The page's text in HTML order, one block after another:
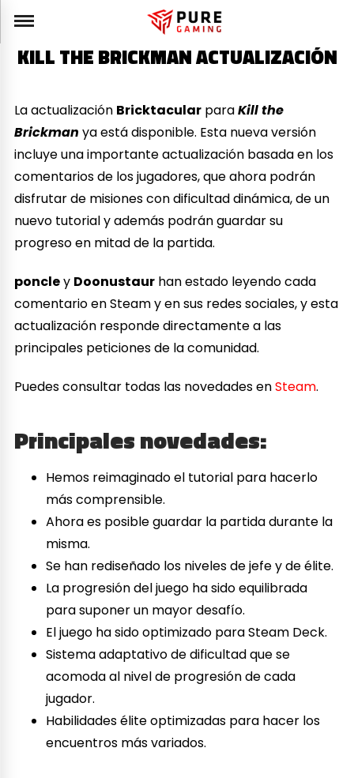
KILL THE BRICKMAN ACTUALIZACIÓN
La actualización Bricktacular paraKill the
Brickman ya está disponible. Esta nueva versión
incluye una importante actualización basada en los
comentarios de los jugadores, que ahora podrán
disfrutar de misiones con dificultad dinámica, de un
nuevo tutorial y además podrán guardar su
progreso en mitad de la partida.
poncley Doonustaur han estado leyendo cada
comentario en Steam y en sus redes sociales, y esta
actualización responde directamente a las
principales peticiones de la comunidad.
Puedes consultar todas las novedades enSteam.
Principales novedades:
Hemos reimaginado el tutorial para hacerlo
más comprensible.
Ahora es posible guardar la partida durante la
misma.
Se han rediseñado los niveles de jefe y de élite.
La progresión del juego ha sido equilibrada
para suponer un mayor desafío.
El juego ha sido optimizado para Steam Deck.
Sistema adaptativo de dificultad que se
acomoda al nivel de progresión de cada
jugador.
Habilidades élite optimizadas para hacer los
encuentros más variados.